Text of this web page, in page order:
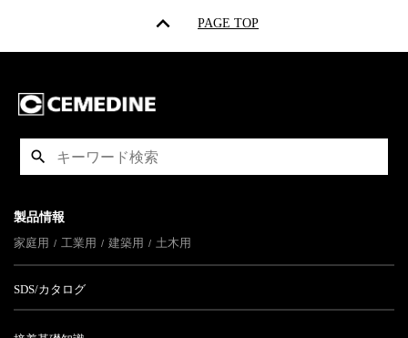
PAGE TOP
製品情報
家庭用
工業用 建築用 土木用
SDS/カタログ